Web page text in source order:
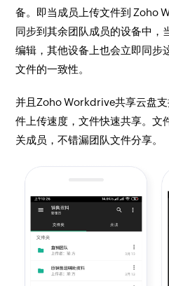
备。即当成员上传文件到 Zoho
同步到其余团队成员的设备中，
编辑，其他设备上也会立即同步
文件的一致性。
并且Zoho Workdrive共享云盘
件上传速度，文件快速共享。文
关成员，不错漏团队文件分享。